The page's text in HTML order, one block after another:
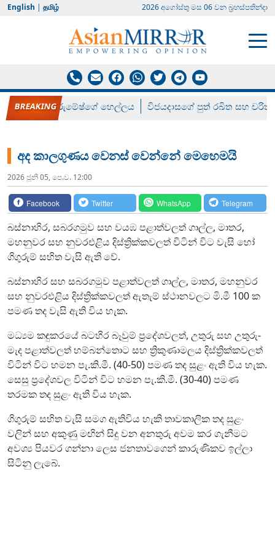
English | தமிழ் 2026 අගෝස්‍තු මස 06 වන බ්‍රහස්පතින්දා
රන් ගෙනා රුමේෂ්ගේ හෙල්ලය විජයදාසගේ පුත් රඛිත සහ චරිත්
අද කාලගුණය වෙනස් වෙන්නේ මෙහෙමයි
2026 ජූනි 05, පෙ.ව. 12:00
Facebook Twitter WhatsApp Telegram
බස්නාහිර, සබරගමුව සහ වයඹ පළාත්වලත් ගාල්ල, මාතර,
මහනුවර සහ නුවරඑළිය දිස්ත්‍රික්කවලත් විටින් විට වැසි හෝ
ගිගුරුම් සහිත වැසි ඇති වේ.
බස්නාහිර සහ සබරගමුව පළාත්වලත් ගාල්ල, මාතර, මහනුවර
සහ නුවරඑළිය දිස්ත්‍රික්කවලත් ඇතැම් ස්ථානවලට මි.මී 100 ක
පමණ තද වැසි ඇති විය හැක.
මධ්‍යම කඳුකරයේ බටහිර බෑවුම් ප්‍රදේශවලත්, උතුරු සහ උතුරු-
මැද පළාත්වලත් හම්බන්තොට සහ ත්‍රිකුණාමලය දිස්ත්‍රික්කවලත්
විටින් විට හමන පැ.කි.මී. (40-50) පමණ තද සුළං ඇති විය හැක.
සෙසු ප්‍රදේශවල විටින් විට හමන පැ.කි.මී. (30-40) පමණ
තරමක තද සුළං ඇති විය හැක.
ගිගුරුම් සහිත වැසි සමග ඇතිවිය හැකි තාවකාලික තද සුළං
වලින් සහ අකුණු මඟින් සිදු වන අනතුරු අවම කර ගැනීමට
අවශ්‍ය පියවර ගන්නා ලෙස ජනතාවගෙන් කාරුණිකව ඉල්ලා
සිටිනු ලැබේ.